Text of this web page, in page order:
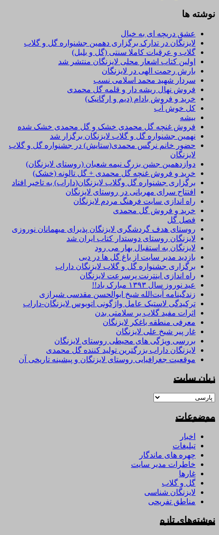
نوشته ها
عشق دریچه ای به خیال
لایزنگان در تدارک برگزاری دهمین جشنواره گل و گلاب
گلاب و عرقیات کاملا سنتی (گل و بلبل)
اولین کتاب اشعار محلی لایزنگان منتشر شد
بارش رحمت الهی در لایزنگان
سردار شهید محمد اسلامی نسب
فروش نهال ریشه دار و قلمه گل محمدی
خرید و فروش بادام (دیم و ارگانیک)
کل خوش آب
بیشه
فروش غنچه گل محمدی خشک و گل محمدی خشک شده
نهمین جشنواره گل و گلاب لایزنگان برگزار شد
حضور خانم نرگس محمدی(ستایش) در جشنواره گل و گلاب
لایزنگان
دوازدهمین جشن بزرگ نیمه شعبان (روستای لایزنگان)
خرید و فروش غنچه گل محمدی + گل تالونه (خشک)
برگزاری جشنواره گل وگلاب لایزنگان(داراب) به تاخیر افتاد
افتتاح سرای مهربانی در روستای لایزنگان
راه اندازی سایت فرهنگ مردم لایزنگان
خرید و فروش گل محمدی
فصل گل
روستای هدف گردشگری لایزنگان پذیرای میهمانان نوروزی
لایزنگان روستای دوستدار کتاب ایران شد
لایزنگان به استقبال بهار می رود
بازدید مدیر سایت از باغ گل ها در دبی
برگزاری جشنواره گل و گلاب لایزنگان داراب
راه اندازی اینترنت پرسرعت لایزنگان
عید نوروز سال ۱۳۹۳ مبارک باد!!
زندگینامه آیت‌الله شیخ ابوالحسن‌ مقدسی شیرازی‌
ترکیدگی لاستیک عامل واژگونی اتوبوس لایزنگان-داراب
اثرات مفید گلاب بر سلامتی بدن
معرفی منطقه باغکر لایزنگان
غار پیر شیخ علی لایزنگان
بررسی ویژگی های محیطی روستای لایزنگان
لایزنگان داراب بزرگترین تولید کننده گل محمدی
موقعیت جغرافیایی روستای لایزنگان و پیشینه تاریخی آن
زبان سایت
موضوعات
اخبار
تبلیغات
چهره های ماندگار
خاطرات مدیر سایت
غارها
گل و گلاب
لایزنگان شناسی
مناطق تفریحی
نوشته‌های تازه